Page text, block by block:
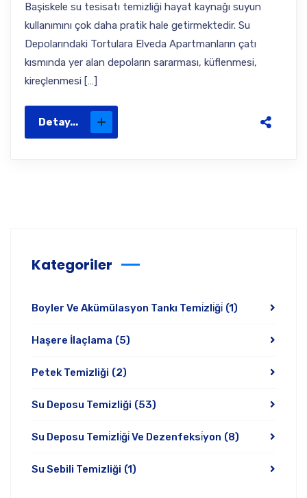
Başiskele su tesisatı temizliği hayat kaynağı suyun
kullanımını çok daha pratik hale getirmektedir. Su
Depolarındaki Tortulara Elveda Apartmanların çatı
kısmında yer alan depoların sararması, küflenmesi,
kireçlenmesi […]
Detay...
Kategoriler
Boyler Ve Akümülasyon Tankı Temi̇zli̇ği̇ (1)
Haşere İlaçlama (5)
Petek Temizliği (2)
Su Deposu Temizliği (53)
Su Deposu Temi̇zli̇ği̇ Ve Dezenfeksi̇yon (8)
Su Sebili Temizliği (1)